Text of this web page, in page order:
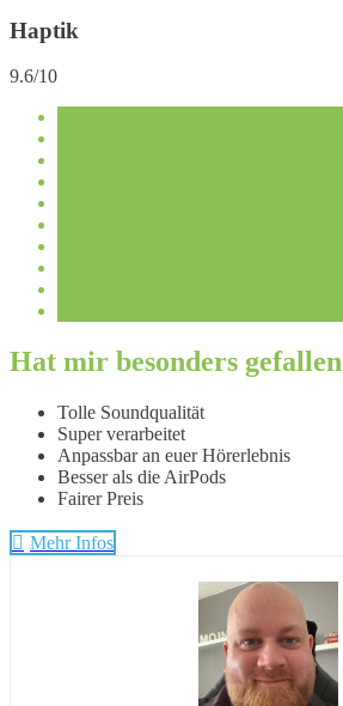
Haptik
9.6/10
Hat mir besonders gefallen
Tolle Soundqualität
Super verarbeitet
Anpassbar an euer Hörerlebnis
Besser als die AirPods
Fairer Preis
Mehr Infos